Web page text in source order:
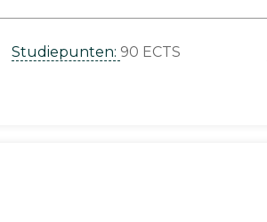
Studiepunten: 90 ECTS